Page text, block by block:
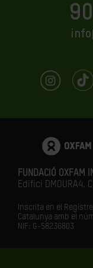
FUNDACIÓ OXFAM
Edifici DMOURA4.
Inscrita en el
Catalunya amb el
NIF: G-58236803